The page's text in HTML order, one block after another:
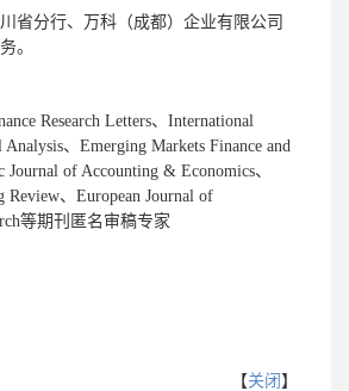
省分行、万科（成都）企业有限公司
。
Research Letters、International
、Emerging Markets Finance and
Journal of Accounting & Economics、
Review、European Journal of
等期刊匿名审稿专家
【关闭 】